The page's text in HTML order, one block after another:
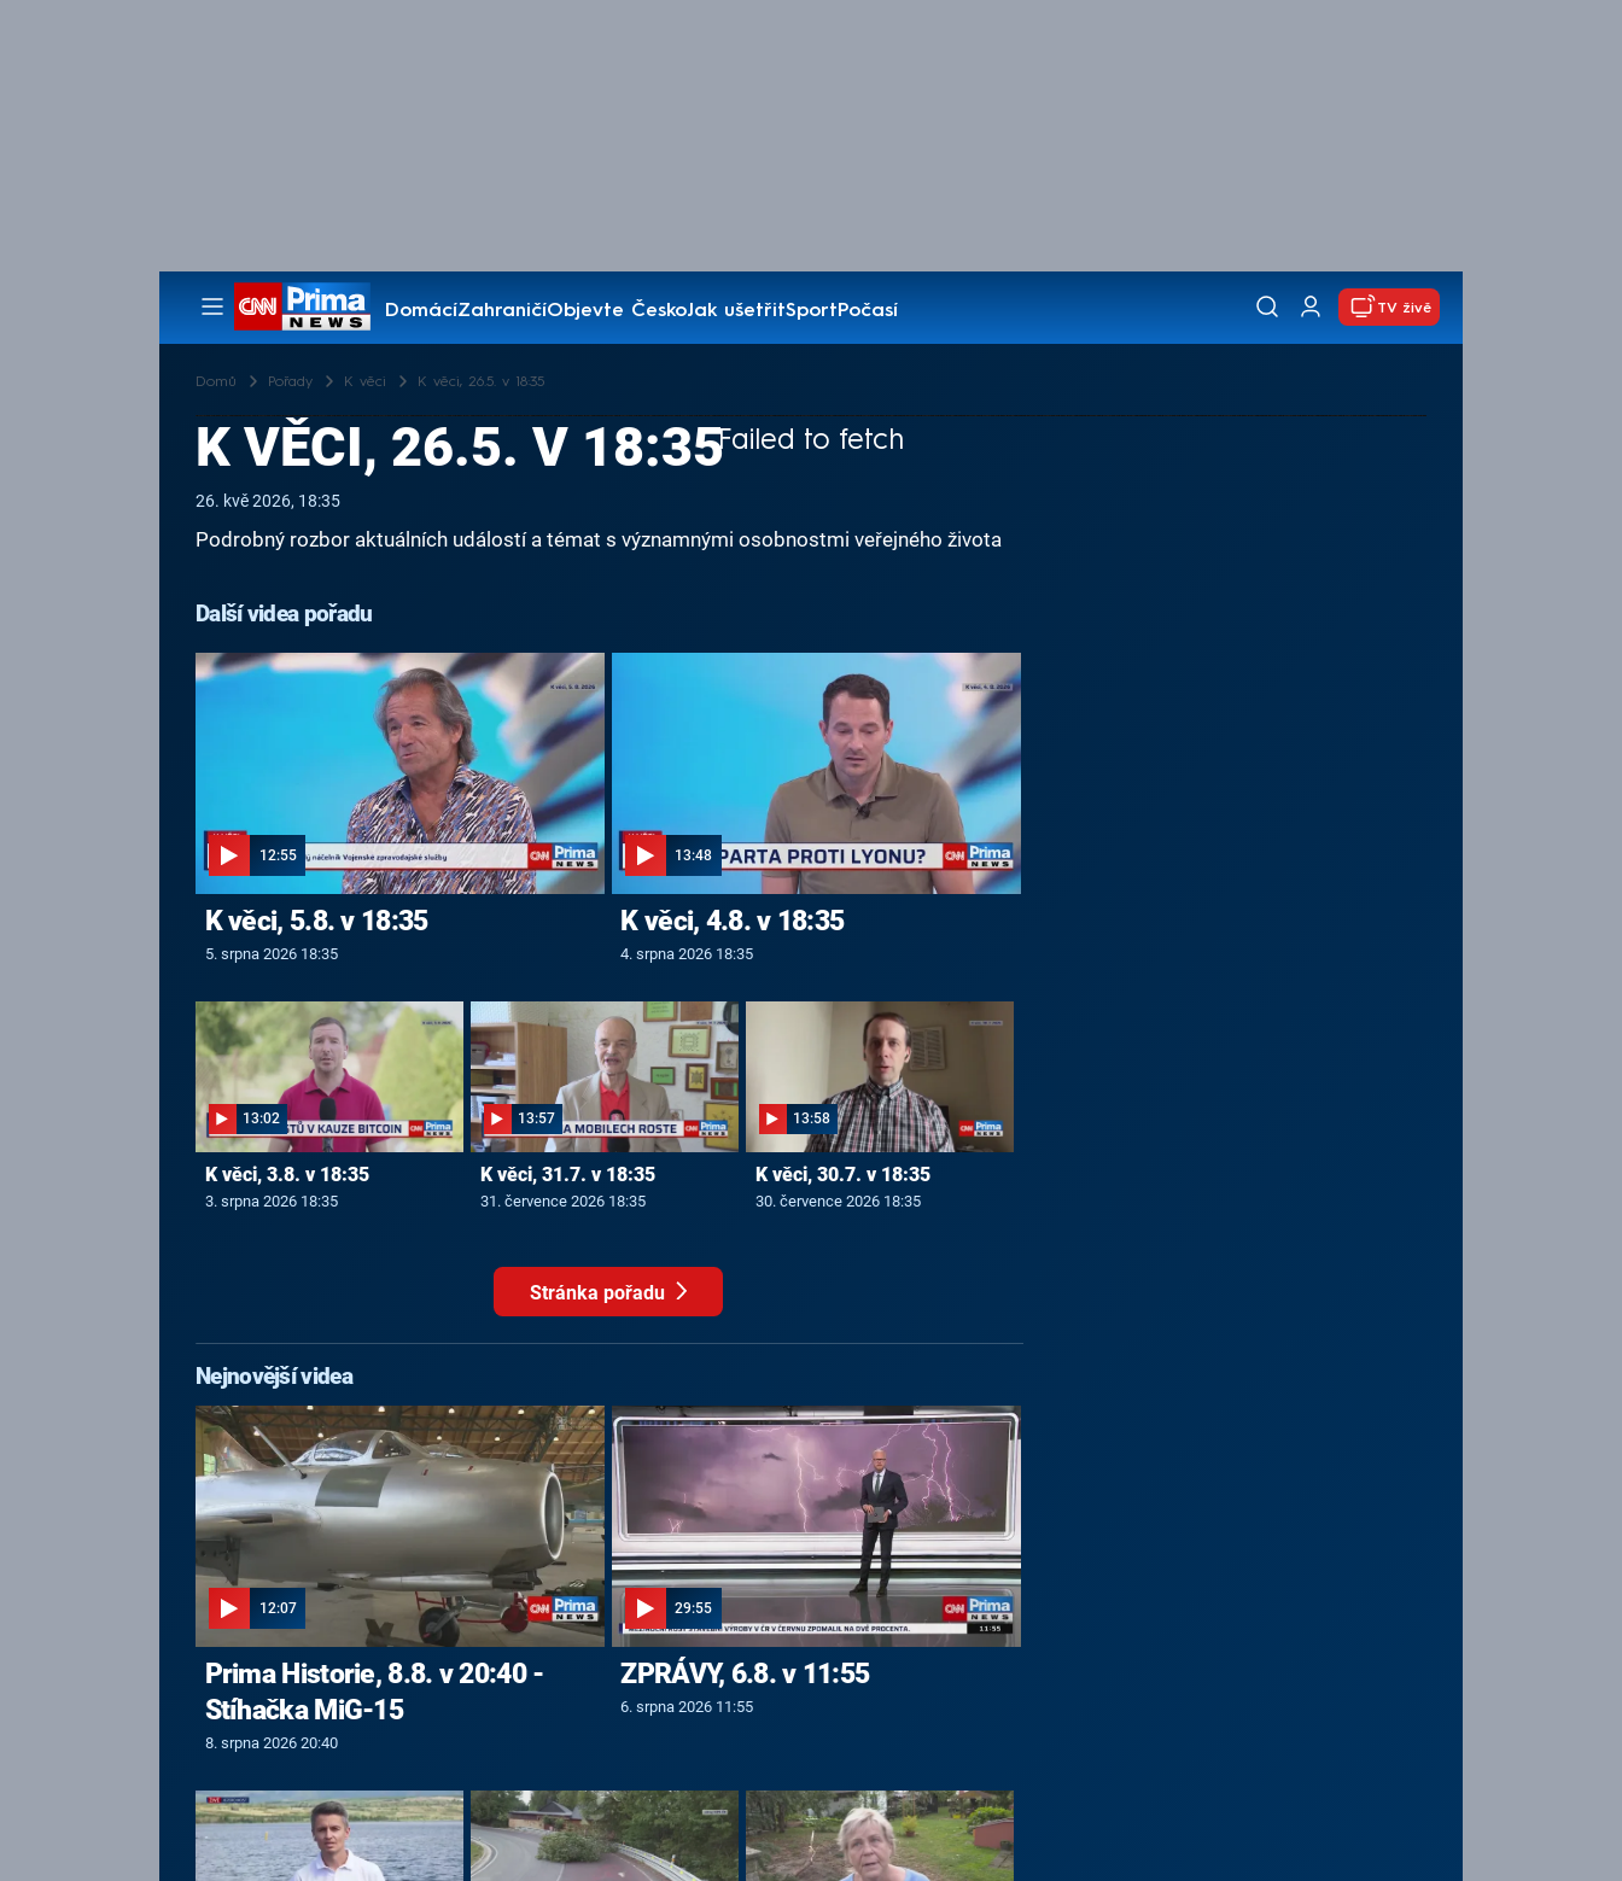
DomácíZahraničíObjevte ČeskoJak ušetřitSportPočasí
Pořady
TV živě
Domů Pořady K věci K věci, 26.5. v 18:35
Failed to fetch
K VĚCI, 26.5. V 18:35
26. kvě 2026, 18:35
Podrobný rozbor aktuálních událostí a témat s významnými osobnostmi veřejného života
Další videa pořadu
12:55
K věci, 5.8. v 18:35
5. srpna 2026 18:35
13:48
K věci, 4.8. v 18:35
4. srpna 2026 18:35
13:02
K věci, 3.8. v 18:35
3. srpna 2026 18:35
13:57
K věci, 31.7. v 18:35
31. července 2026 18:35
13:58
K věci, 30.7. v 18:35
30. července 2026 18:35
Stránka pořadu
Nejnovější videa
12:07
Prima Historie, 8.8. v 20:40 -
Stíhačka MiG-15
8. srpna 2026 20:40
29:55
ZPRÁVY, 6.8. v 11:55
6. srpna 2026 11:55